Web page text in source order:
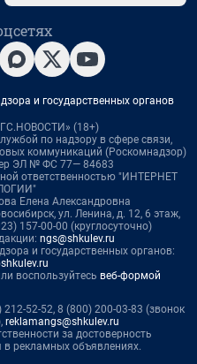
и государственных органов
(18+)
по надзору в сфере связи,
коммуникаций (Роскомнадзор)
ЭЛ № ФС 77— 84683
ответственностью "ИНТЕРНЕТ
Елена Александровна
ул. Ленина, д. 12, 6 этаж,
157-00-00 (круглосуточно)
ngs@shkulev.ru
и государственных органов:
воспользуйтесь веб-формой
52-52, 8 (800) 200-03-83 (звонок
reklamangs@shkulev.ru
за достоверность
рекламных объявлениях.